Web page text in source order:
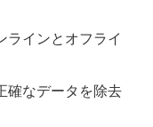
ラインとオフライ
確なデータを除去